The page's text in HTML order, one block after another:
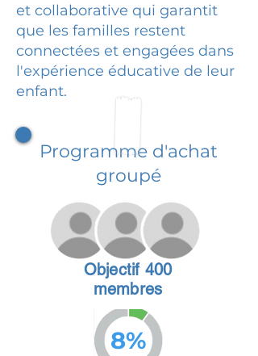
et collaborative qui garantit
que les familles restent
connectées et engagées dans
l'expérience éducative de leur
enfant.
Programme d'achat
groupé
Objectif 400
membres
8%